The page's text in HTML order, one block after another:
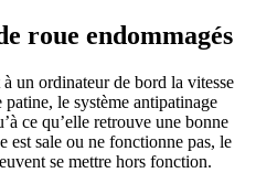
roue endommagés
un ordinateur de bord la vitesse
le système antipatinage
ce qu’elle retrouve une bonne
est sale ou ne fonctionne pas, le
se mettre hors fonction.